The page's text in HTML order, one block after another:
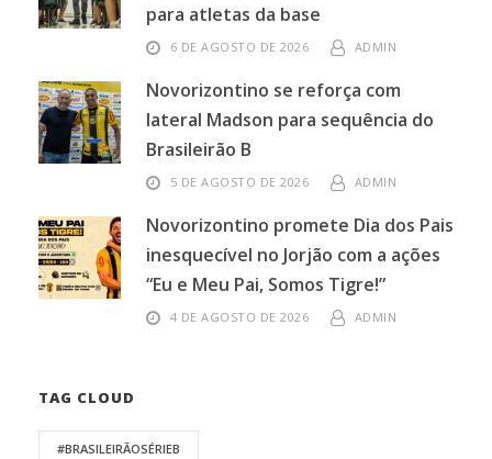
para atletas da base
6 DE AGOSTO DE 2026 ADMIN
Novorizontino se reforça com
lateral Madson para sequência do
Brasileirão B
5 DE AGOSTO DE 2026 ADMIN
Novorizontino promete Dia dos Pais
inesquecível no Jorjão com a ações
“Eu e Meu Pai, Somos Tigre!”
4 DE AGOSTO DE 2026 ADMIN
TAG CLOUD
#BRASILEIRÃOSÉRIEB